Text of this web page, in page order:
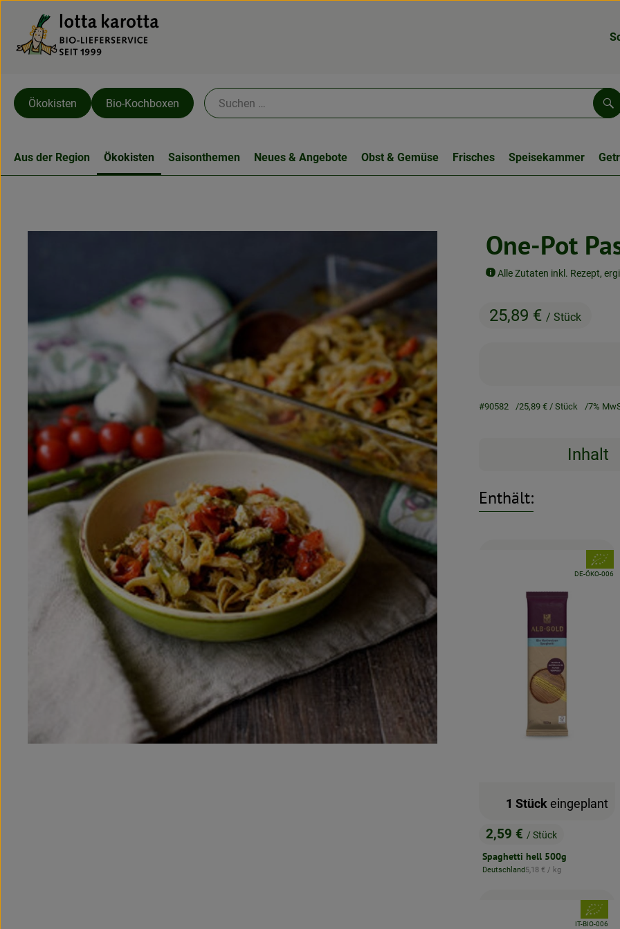
Ökokisten Bio-Kochboxen
Aus der Region Ökokisten Saisonthemen Neues & Angebote Obst & Gemüse Frisches Speisekammer
One-Pot
Alle Zutaten inkl. Rezept,
25,89 € / Stück
#90582 25,89 € / Stück 7%
Inhalt
Enthält:
, Preis:
2,59 € / Stück
Spaghetti hell 500g
, Herkunft:
Deutschland, Referenzpreis:
5,18 € / kg
1 Stück eingeplant
,
, Kontrollstelle:
DE-ÖKO-006
, Verband:
, Kontrollstelle:
IT-BIO-006